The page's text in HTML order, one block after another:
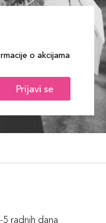
o akcijama
Prijavi se
radnih dana